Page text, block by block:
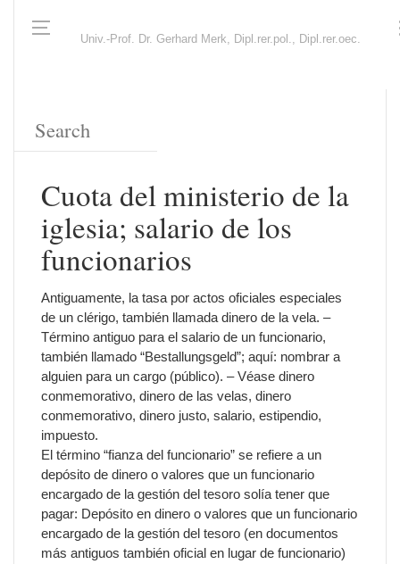
Univ.-Prof. Dr. Gerhard Merk, Dipl.rer.pol., Dipl.rer.oec.
Cuota del ministerio de la
iglesia; salario de los
funcionarios
Antiguamente, la tasa por actos oficiales especiales
de un clérigo, también llamada dinero de la vela. –
Término antiguo para el salario de un funcionario,
también llamado “Bestallungsgeld”; aquí: nombrar a
alguien para un cargo (público). – Véase dinero
conmemorativo, dinero de las velas, dinero
conmemorativo, dinero justo, salario, estipendio,
impuesto.
El término “fianza del funcionario” se refiere a un
depósito de dinero o valores que un funcionario
encargado de la gestión del tesoro solía tener que
pagar: Depósito en dinero o valores que un funcionario
encargado de la gestión del tesoro (en documentos
más antiguos también oficial en lugar de funcionario)